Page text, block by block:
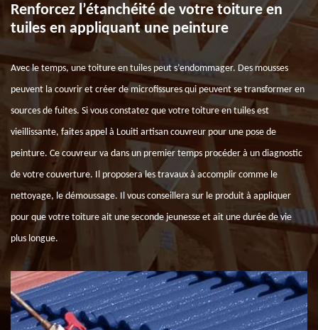
Renforcez l’étanchéité de votre toiture en
tuiles en appliquant une peinture
Avec le temps, une toiture en tuiles peut s’endommager. Des mousses
peuvent la couvrir et créer de microfissures qui peuvent se transformer en
sources de fuites. Si vous constatez que votre toiture en tuiles est
vieillissante, faites appel à Louiti artisan couvreur pour une pose de
peinture. Ce couvreur va dans un premier temps procéder à un diagnostic
de votre couverture. Il proposera les travaux à accomplir comme le
nettoyage, le démoussage. Il vous conseillera sur le produit à appliquer
pour que votre toiture ait une seconde jeunesse et ait une durée de vie
plus longue.